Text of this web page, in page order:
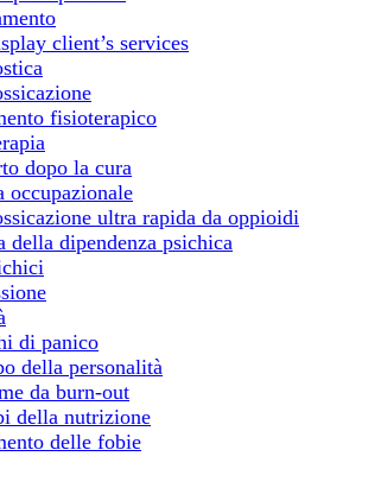
client’s services
fisioterapico
dopo la cura
occupazionale
ultra rapida da oppioidi
della dipendenza psichica
di panico
della personalità
da burn-out
della nutrizione
delle fobie